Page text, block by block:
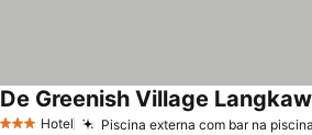
3 EstrelasHotel Piscina externa com bar na piscina
De Greenish Village